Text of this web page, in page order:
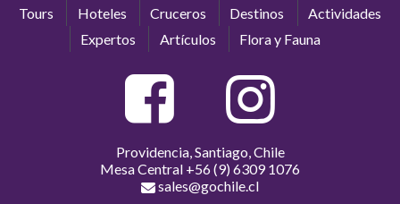
Tours Hoteles Cruceros Destinos
Actividades
Expertos
Artículos Flora y Fauna
Providencia, Santiago, Chile
Mesa Central +56 (9) 6309 1076
sales@gochile.cl